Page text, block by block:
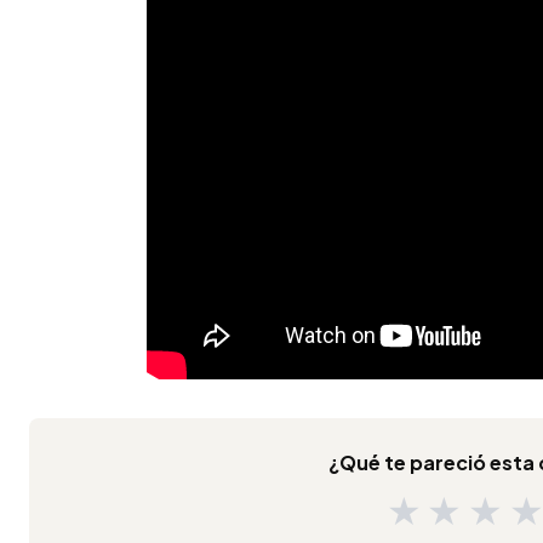
¿Qué te pareció esta
★ ★ ★ ★